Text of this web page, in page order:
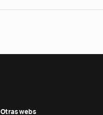
Otras webs